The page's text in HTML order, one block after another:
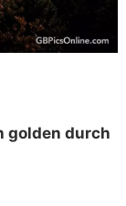
golden durch